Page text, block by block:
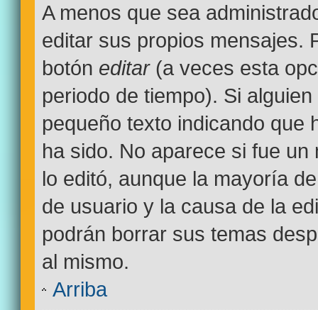
A menos que sea
editar sus propios mensajes.
botón editar(a veces esta
periodo de tiempo). Si
pequeño texto indicando que
ha sido. No aparece si fue
lo editó, aunque la mayoría
de usuario y la causa de la
podrán borrar sus temas
al mismo.
Arriba